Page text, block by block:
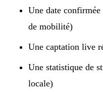
Une date
de mobilité)
Une captation live
Une statistique de
locale)